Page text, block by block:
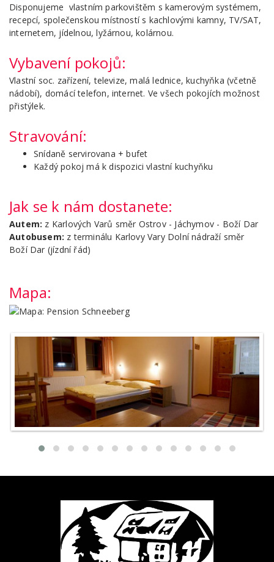
Disponujeme vlastním parkovištěm s kamerovým systémem,
recepcí, společenskou místností s kachlovými kamny, TV/SAT,
internetem, jídelnou, lyžárnou, kolárnou.
Vybavení pokojů:
Vlastní soc. zařízení, televize, malá lednice, kuchyňka (včetně
nádobí), domácí telefon, internet. Ve všech pokojích možnost
přistýlek.
Stravování:
Snídaně servirovana + bufet
Každý pokoj má k dispozici vlastní kuchyňku
Jak se k nám dostanete:
Autem: z Karlových Varů směr Ostrov - Jáchymov - Boží Dar
Autobusem: z terminálu Karlovy Vary Dolní nádraží směr
Boží Dar (jízdní řád)
Mapa: